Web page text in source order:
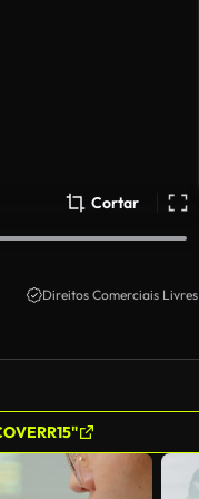
Cortar
Direitos Comerciais Livres